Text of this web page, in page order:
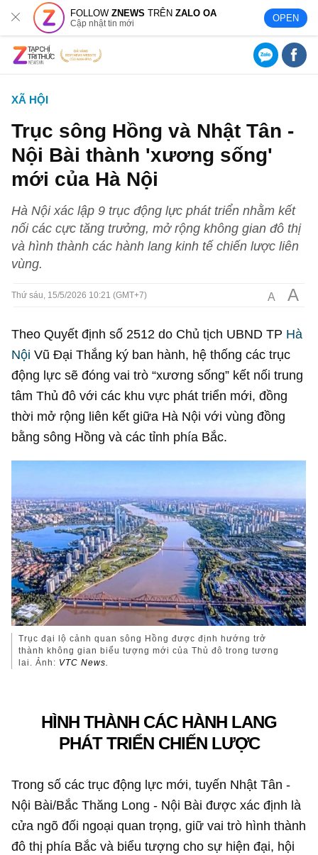
FOLLOWZNEWS TRÊNZALO OA
Cập nhật tin mới OPEN
XÃ HỘI
Trục sông Hồng và Nhật Tân -
Nội Bài thành 'xương sống'
mới của Hà Nội
Hà Nội xác lập 9 trục động lực phát triển nhằm kết
nối các cực tăng trưởng, mở rộng không gian đô thị
và hình thành các hành lang kinh tế chiến lược liên
vùng.
Thứ sáu, 15/5/2026 10:21 (GMT+7) A A
Theo Quyết định số 2512 do Chủ tịch UBND TP Hà
Nội Vũ Đại Thắng ký ban hành, hệ thống các trục
động lực sẽ đóng vai trò “xương sống” kết nối trung
tâm Thủ đô với các khu vực phát triển mới, đồng
thời mở rộng liên kết giữa Hà Nội với vùng đồng
bằng sông Hồng và các tỉnh phía Bắc.
Trục đại lộ cảnh quan sông Hồng được định hướng trở
thành không gian biểu tượng mới của Thủ đô trong tương
lai. Ảnh: VTC News.
HÌNH THÀNH CÁC HÀNH LANG
PHÁT TRIỂN CHIẾN LƯỢC
Trong số các trục động lực mới, tuyến Nhật Tân -
Nội Bài/Bắc Thăng Long - Nội Bài được xác định là
cửa ngõ đối ngoại quan trọng, giữ vai trò hình thành
đô thị phía Bắc và biểu tượng cho sự hiện đại, hội